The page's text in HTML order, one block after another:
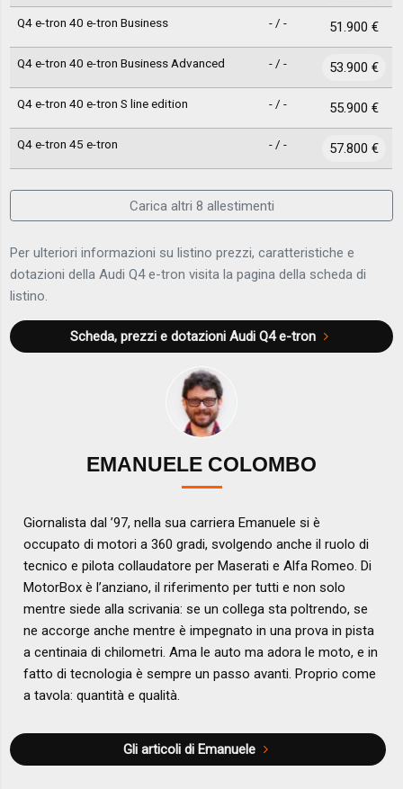
Q4 e-tron 40 e-tron Business - / - 51.900 €
Q4 e-tron 40 e-tron Business Advanced - / - 53.900 €
Q4 e-tron 40 e-tron S line edition - / - 55.900 €
Q4 e-tron 45 e-tron - / - 57.800 €
Carica altri 8 allestimenti
Per ulteriori informazioni su listino prezzi, caratteristiche e
dotazioni della Audi Q4 e-tron visita la pagina della scheda di
listino.
Scheda, prezzi e dotazioniAudi Q4 e-tron
EMANUELE COLOMBO
Giornalista dal ’97, nella sua carriera Emanuele si è
occupato di motori a 360 gradi, svolgendo anche il ruolo di
tecnico e pilota collaudatore per Maserati e Alfa Romeo. Di
MotorBox è l’anziano, il riferimento per tutti e non solo
mentre siede alla scrivania: se un collega sta poltrendo, se
ne accorge anche mentre è impegnato in una prova in pista
a centinaia di chilometri. Ama le auto ma adora le moto, e in
fatto di tecnologia è sempre un passo avanti. Proprio come
a tavola: quantità e qualità.
Gli articoli di Emanuele